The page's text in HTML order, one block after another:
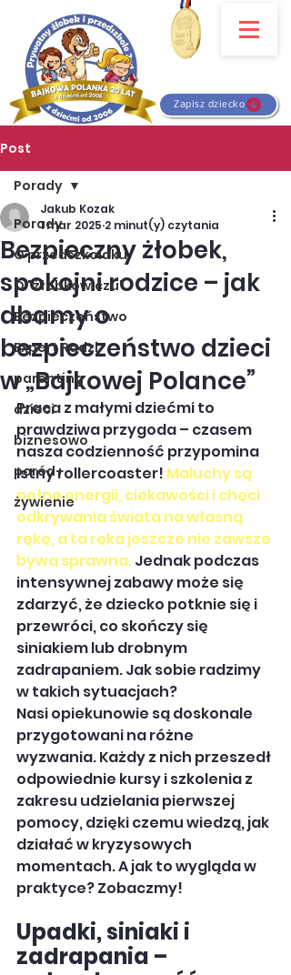
Zapisz dziecko
Post
Porady
O przedszkolaku
O "żłobkowiczu"
Bezpieczeństwo
Expert Radzi
parenting
dzieci
biznesowo
poród+
żywienie
Porady
Bezpieczny żłobek,
spokojni rodzice – jak
dbamy o
bezpieczeństwo dzieci
w „Bajkowej Polance”
Jakub Kozak
1 mar 2025 2 minut(y) czytania
Praca z małymi dziećmi to
prawdziwa przygoda – czasem
nasza codzienność przypomina
istny rollercoaster! Maluchy są
pełne energii, ciekawości i chęci
odkrywania świata na własną
rękę, a ta ręka jeszcze nie zawsze
bywa sprawna. Jednak podczas
intensywnej zabawy może się
zdarzyć, że dziecko potknie się i
przewróci, co skończy się
siniakiem lub drobnym
zadrapaniem. Jak sobie radzimy
w takich sytuacjach?
Nasi opiekunowie są doskonale
przygotowani na różne
wyzwania. Każdy z nich przeszedł
odpowiednie kursy i szkolenia z
zakresu udzielania pierwszej
pomocy, dzięki czemu wiedzą, jak
działać w kryzysowych
momentach. A jak to wygląda w
praktyce? Zobaczmy!
Upadki, siniaki i
zadrapania –